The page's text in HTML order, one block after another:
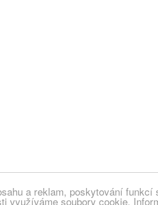
a reklam, poskytování
využíváme soubory cookie.